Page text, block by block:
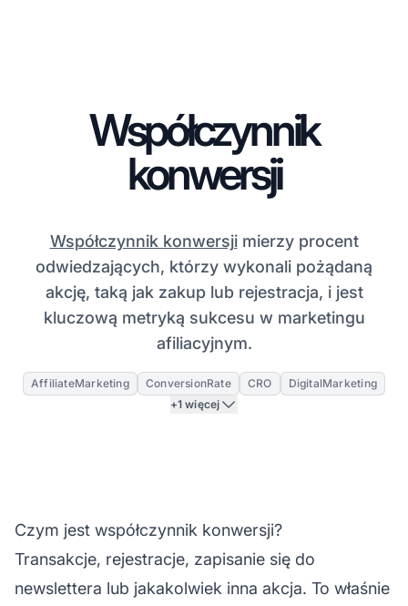
Współczynnik
konwersji
Współczynnik konwersjimierzy procent
odwiedzających, którzy wykonali pożądaną
akcję, taką jak zakup lub rejestracja, i jest
kluczową metryką sukcesu w marketingu
afiliacyjnym.
AffiliateMarketing ConversionRate CRO
DigitalMarketing
+1 więcej
Czym jest współczynnik konwersji?
Transakcje, rejestracje, zapisanie się do
newslettera lub jakakolwiek inna akcja. To właśnie